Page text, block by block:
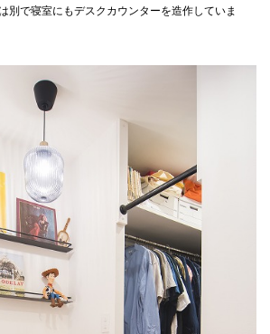
別で寝室にもデスクカウンターを造作していま